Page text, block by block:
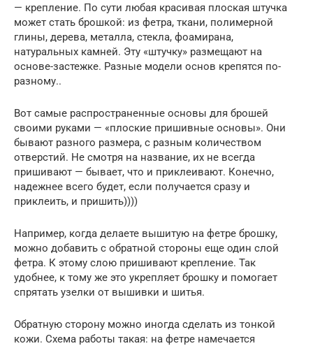
— крепление. По сути любая красивая плоская штучка
может стать брошкой: из фетра, ткани, полимерной
глины, дерева, металла, стекла, фоамирана,
натуральных камней. Эту «штучку» размещают на
основе-застежке. Разные модели основ крепятся по-
разному..
Вот самые распространенные основы для брошей
своими руками — «плоские пришивные основы». Они
бывают разного размера, с разным количеством
отверстий. Не смотря на название, их не всегда
пришивают — бывает, что и приклеивают. Конечно,
надежнее всего будет, если получается сразу и
приклеить, и пришить))))
Например, когда делаете вышитую на фетре брошку,
можно добавить с обратной стороны еще один слой
фетра. К этому слою пришивают крепление. Так
удобнее, к тому же это укрепляет брошку и помогает
спрятать узелки от вышивки и шитья.
Обратную сторону можно иногда сделать из тонкой
кожи. Схема работы такая: на фетре намечается